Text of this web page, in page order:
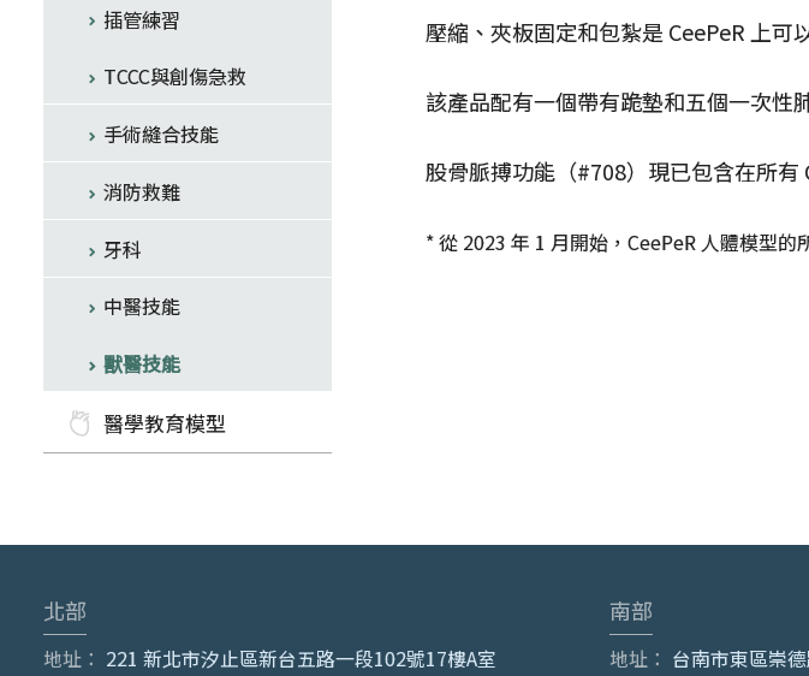
插管練習
TCCC與創傷急救
手術縫合技能
消防救難
牙科
中醫技能
獸醫技能
醫學教育模型
壓縮、夾板固定和包紮是 CeePeR 上
該產品配有一個帶有跪墊和五個一次性
股骨脈搏功能（#708）現已包含在所有
* 從 2023 年 1 月開始，CeePeR 人體模型的
北部
地址： 221 新北市汐止區新台五路一段102號17樓A室
南部
地址： 台南市東區崇